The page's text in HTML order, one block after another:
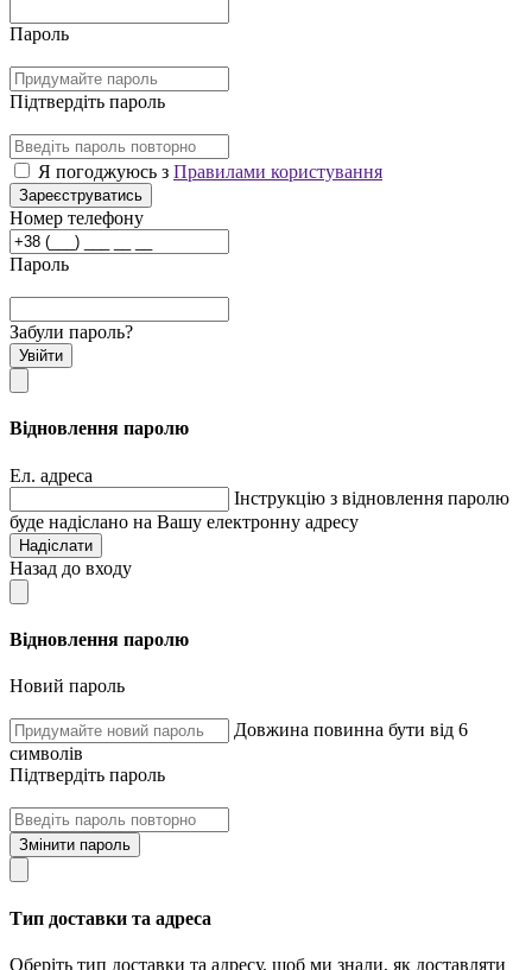
Пароль
Підтвердіть пароль
Я погоджуюсь з Правилами користування
Зареєструватись
Номер телефону
Пароль
Забули пароль?
Увійти
Відновлення паролю
Ел. адреса
Інструкцію з відновлення паролю
буде надіслано на Вашу електронну адресу
Надіслати
Назад до входу
Відновлення паролю
Новий пароль
Довжина повинна бути від 6
символів
Підтвердіть пароль
Змінити пароль
Тип доставки та адреса
Оберіть тип доставки та адресу, щоб ми знали, як доставляти